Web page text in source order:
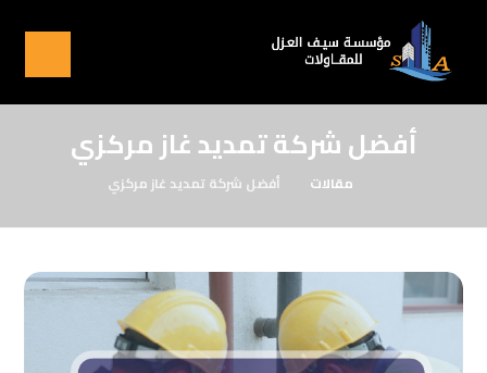
أفضل شركة تمديد غاز مركزي
مقالات أفضل شركة تمديد غاز مركزي